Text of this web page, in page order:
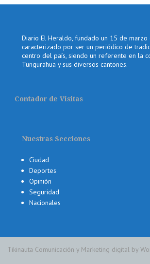
Diario El Heraldo, fundado un 15 de marzo
caracterizado por ser un periódico de
centro del país, siendo un referente en la
Tungurahua y sus diversos cantones.
Contador de Visitas
Nuestras Secciones
Ciudad
Deportes
Opinión
Seguridad
Nacionales
Tikinauta Comunicación y Marketing digital by